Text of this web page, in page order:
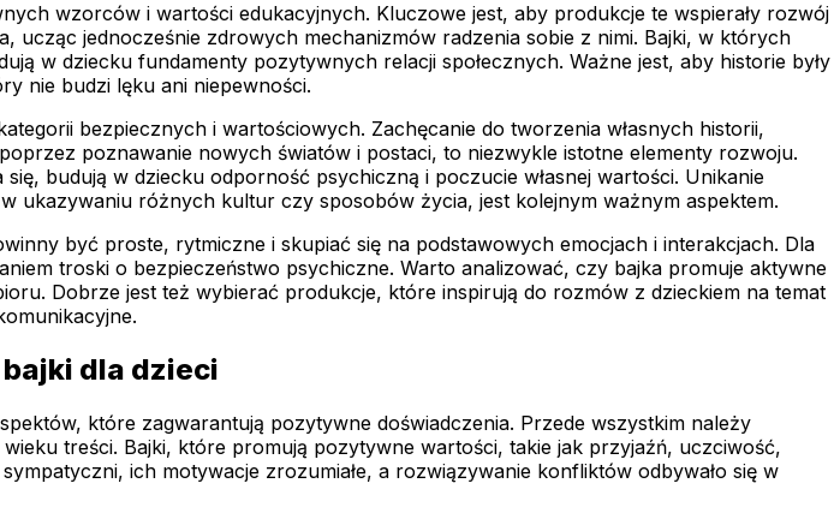
wzorców i wartości edukacyjnych. Kluczowe jest, aby produkcje te wspierały rozwój
jednocześnie zdrowych mechanizmów radzenia sobie z nimi. Bajki, w których
w dziecku fundamenty pozytywnych relacji społecznych. Ważne jest, aby historie były
nie budzi lęku ani niepewności.
bezpiecznych i wartościowych. Zachęcanie do tworzenia własnych historii,
poznawanie nowych światów i postaci, to niezwykle istotne elementy rozwoju.
budują w dziecku odporność psychiczną i poczucie własnej wartości. Unikanie
różnych kultur czy sposobów życia, jest kolejnym ważnym aspektem.
być proste, rytmiczne i skupiać się na podstawowych emocjach i interakcjach. Dla
troski o bezpieczeństwo psychiczne. Warto analizować, czy bajka promuje aktywne
Dobrze jest też wybierać produkcje, które inspirują do rozmów z dzieckiem na temat
dla dzieci
które zagwarantują pozytywne doświadczenia. Przede wszystkim należy
treści. Bajki, które promują pozytywne wartości, takie jak przyjaźń, uczciwość,
ich motywacje zrozumiałe, a rozwiązywanie konfliktów odbywało się w